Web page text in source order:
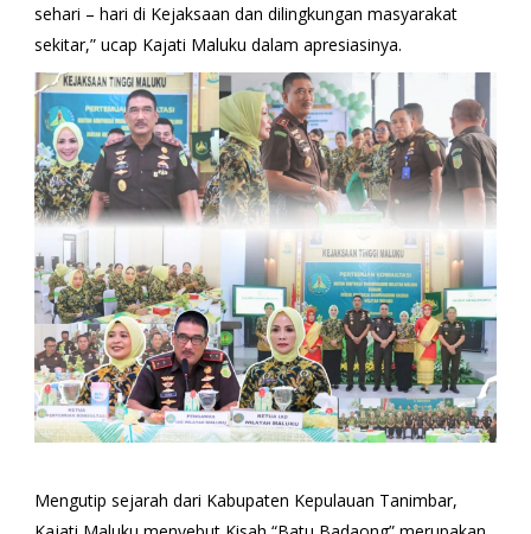
sehari – hari di Kejaksaan dan dilingkungan masyarakat
sekitar,” ucap Kajati Maluku dalam apresiasinya.
Mengutip sejarah dari Kabupaten Kepulauan Tanimbar,